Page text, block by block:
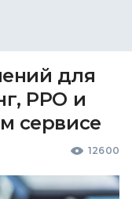
для
РРО и
сервисе
12600